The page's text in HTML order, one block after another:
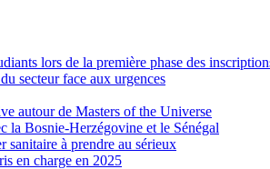
lors de la première phase des
secteur face aux urgences
autour de Masters of the Universe
la Bosnie-Herzégovine et le Sénégal
sanitaire à prendre au sérieux
en charge en 2025